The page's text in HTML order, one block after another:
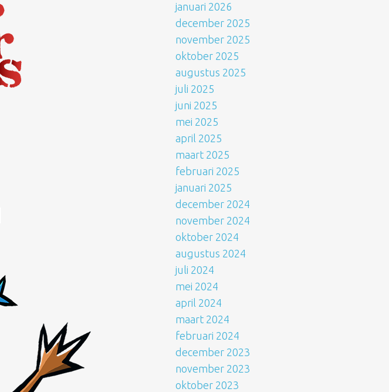
januari 2026
december 2025
november 2025
oktober 2025
augustus 2025
juli 2025
juni 2025
mei 2025
april 2025
maart 2025
februari 2025
januari 2025
december 2024
november 2024
oktober 2024
augustus 2024
juli 2024
mei 2024
april 2024
maart 2024
februari 2024
december 2023
november 2023
oktober 2023